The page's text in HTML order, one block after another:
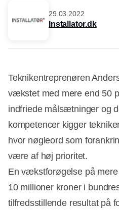
29.03.2022
Installator.dk
Teknikentreprenøren
vækstet med mere end 50
indfriede målsætninger og
kompetencer kigger
hvor nøgleord som
være af høj prioritet.
En vækstforøgelse på
10 millioner kroner i
tilfredsstillende resultat på